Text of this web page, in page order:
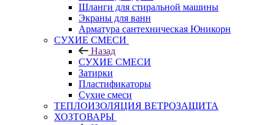
Шланги для стиральной машины
Экраны для ванн
Арматура сантехническая Юникорн
СУХИЕ СМЕСИ
Назад
СУХИЕ СМЕСИ
Затирки
Пластификаторы
Сухие смеси
ТЕПЛОИЗОЛЯЦИЯ ВЕТРОЗАЩИТА
ХОЗТОВАРЫ